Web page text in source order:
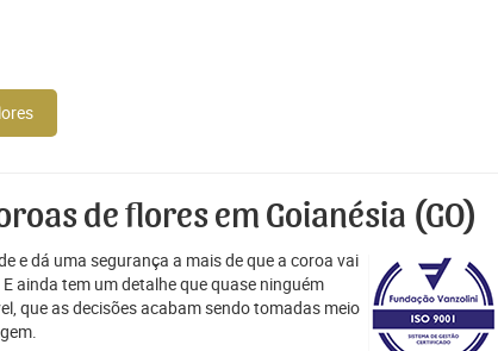
de flores em Goianésia (GO)
e dá uma segurança a mais de que a coroa vai
ainda tem um detalhe que quase ninguém
que as decisões acabam sendo tomadas meio